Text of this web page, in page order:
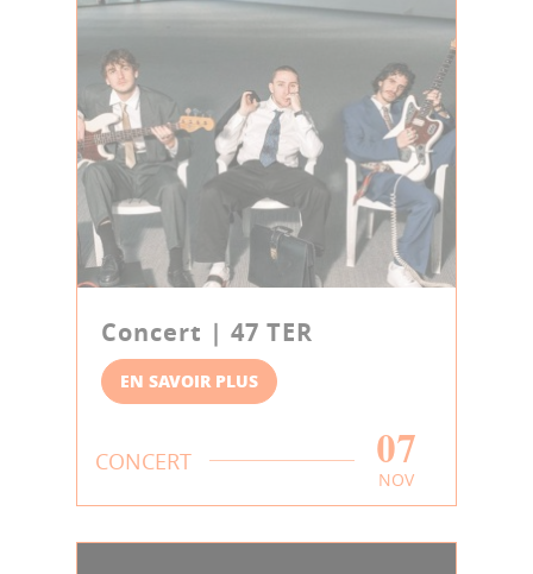
Concert | 47 TER
EN SAVOIR PLUS
CONCERT 07
NOV